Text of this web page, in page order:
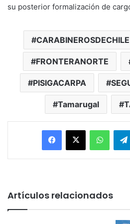
su posterior formalización de
CARABINEROSDECHILE
FRONTERANORTE
PISIGACARPA
Tamarugal
Facebook
X
Artículos relacionados